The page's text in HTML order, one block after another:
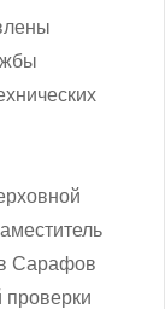
Сарафов
проверки